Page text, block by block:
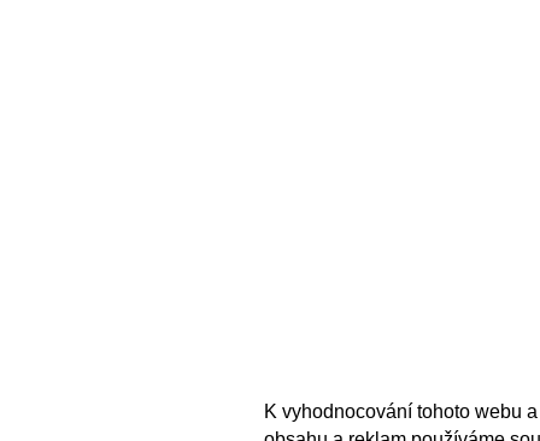
K vyhodnocování tohoto webu